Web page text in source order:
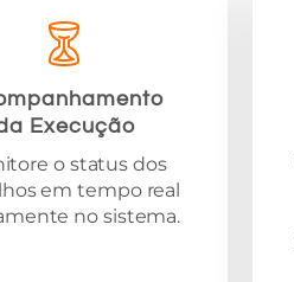
Execução
o status dos
em tempo real
no sistema.